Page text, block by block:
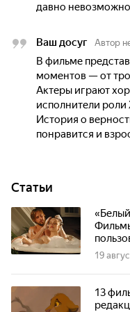
давно невозможно
Ваш досуг Автор
В фильме
моментов — от
Актеры играют
исполнители
История о
понравится и
Статьи
19
13